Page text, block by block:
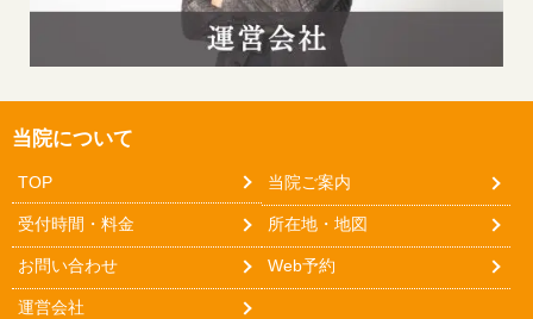
当院について
TOP 当院ご案内
受付時間・料金 所在地・地図
お問い合わせ Web予約
運営会社